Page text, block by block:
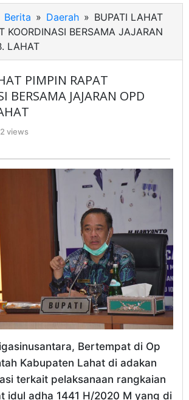
Berita » Daerah » BUPATI LAHAT
KOORDINASI BERSAMA JAJARAN
LAHAT
PIMPIN RAPAT
BERSAMA JAJARAN OPD
views
Bertempat di Op
Kabupaten Lahat di adakan
terkait pelaksanaan rangkaian
idul adha 1441 H/2020 M yang di